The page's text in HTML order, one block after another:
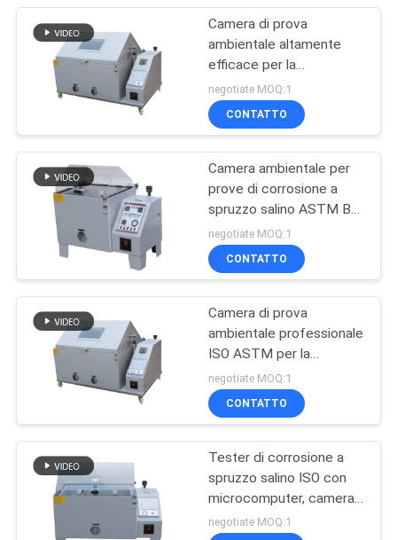
Macchina per il
riscaldamento a
induzione
Insieme elettrico
della prova
140
apparecchiatura di
collaudo del cavo
Camera di prova
ambientale altamente
efficace per la
sperimentazione degli
spray di sale in vari
settori industriali
negotiate MOQ:1
CONTATTO
Camera ambientale per
prove di corrosione a
spruzzo salino ASTM B-
117
negotiate MOQ:1
CONTATTO
Camera di prova
ambientale professionale
ISO ASTM per la
simulazione climatica e la
prova con spruzzo di sale
negotiate MOQ:1
CONTATTO
Tester di corrosione a
spruzzo salino ISO con
microcomputer, camera
di prova a spruzzo salino,
negotiate MOQ:1